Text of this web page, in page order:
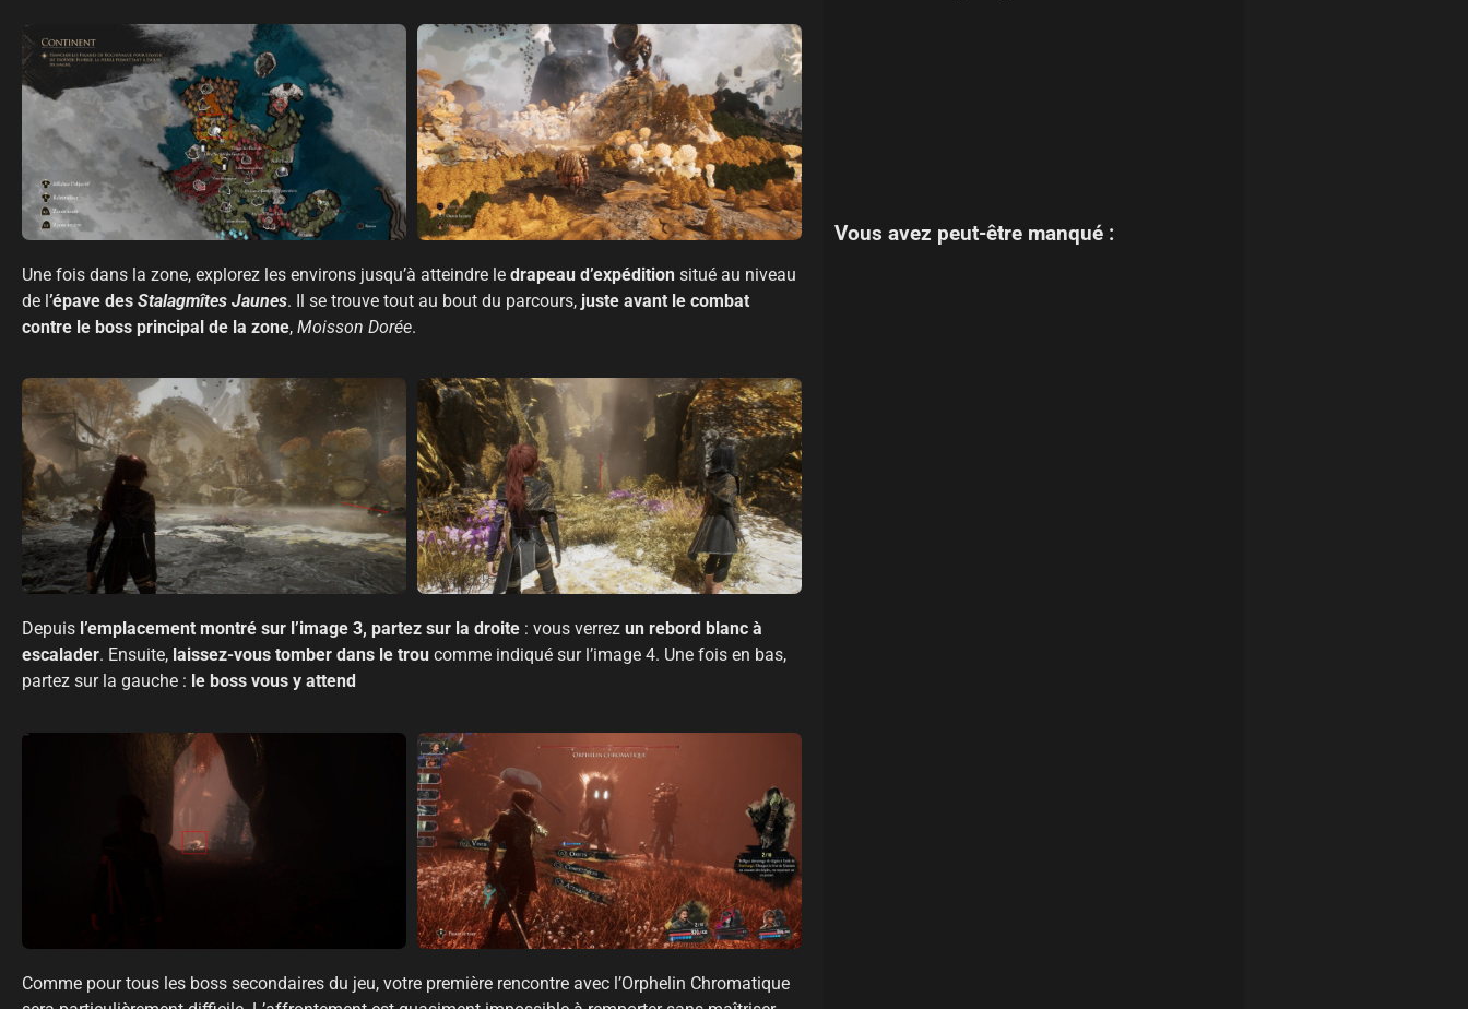
Une fois dans la zone, explorez les environs jusqu’à atteindre le drapeau d’expédition situé au niveau
de l’épave des Stalagmîtes Jaunes. Il se trouve tout au bout du parcours, juste avant le combat
contre le boss principal de la zone, Moisson Dorée.
Depuis l’emplacement montré sur l’image 3, partez sur la droite : vous verrez un rebord blanc à
escalader. Ensuite, laissez-vous tomber dans le trou comme indiqué sur l’image 4. Une fois en bas,
partez sur la gauche : le boss vous y attend
Comme pour tous les boss secondaires du jeu, votre première rencontre avec l’Orphelin Chromatique
Vous avez peut-être manqué :